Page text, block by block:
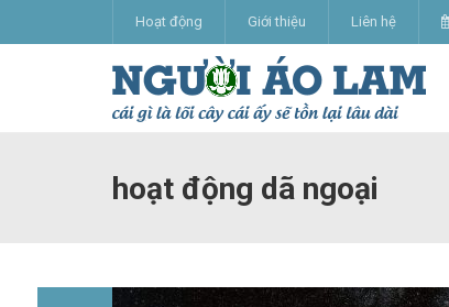
Hoạt động Giới thiệu Liên hệ
hoạt động dã ngoại